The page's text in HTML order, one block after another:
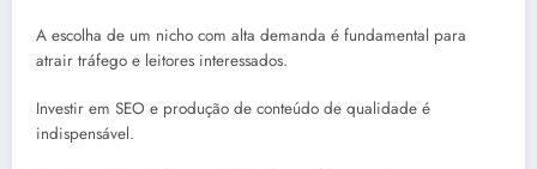
A escolha de um nicho com alta demanda é fundamental para
atrair tráfego e leitores interessados.
Investir em SEO e produção de conteúdo de qualidade é
indispensável.